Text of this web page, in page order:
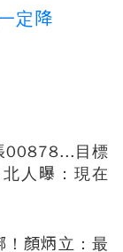
定降
00878...目標
人曝：現在
！顏炳立：最